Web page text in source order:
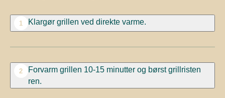
1 Klargør grillen ved direkte varme.
2
Forvarm grillen 10-15 minutter og børst grillristen
ren.